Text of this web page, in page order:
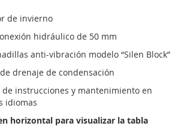
de invierno
hidráulico de 50 mm
anti-vibración modelo “Silen Block”
drenaje de condensación
de instrucciones y mantenimiento en
idiomas
horizontal para visualizar la tabla